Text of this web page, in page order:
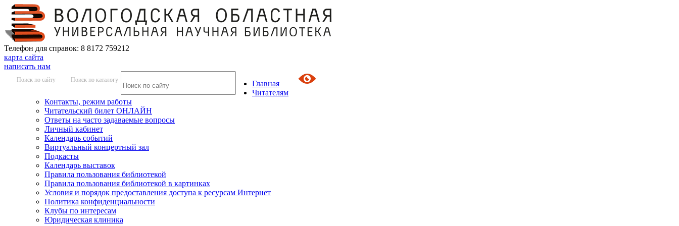
Телефон для справок: 8 8172 759212
карта сайта
написать нам
Поиск по сайту Поиск по каталогу
Главная
Читателям
Контакты, режим работы
Читательский билет ОНЛАЙН
Ответы на часто задаваемые вопросы
Личный кабинет
Календарь событий
Виртуальный концертный зал
Подкасты
Календарь выставок
Правила пользования библиотекой
Правила пользования библиотекой в картинках
Условия и порядок предоставления доступа к ресурсам Интернет
Политика конфиденциальности
Клубы по интересам
Юридическая клиника